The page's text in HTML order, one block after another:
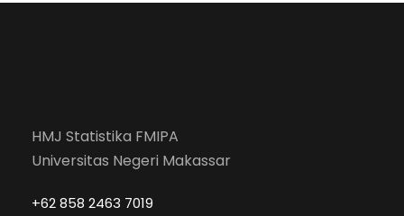
HMJ Statistika FMIPA
Universitas Negeri Makassar
+62 858 2463 7019